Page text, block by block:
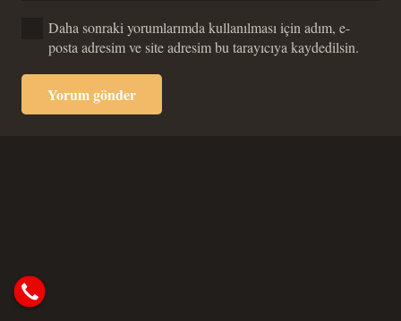
Daha sonraki yorumlarımda kullanılması için adım, e-
posta adresim ve site adresim bu tarayıcıya kaydedilsin.
Yorum gönder